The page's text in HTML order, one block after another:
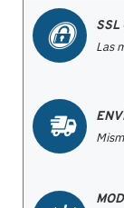
SSL
Las